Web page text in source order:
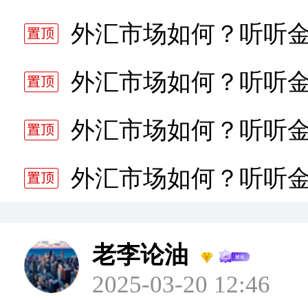
分析师静雅老师的分
外汇市场如何？听听
分析师静雅老师的分
外汇市场如何？听听
分析师静雅老师的分
外汇市场如何？听听
分析师静雅老师的分
外汇市场如何？听听
老李论油
2025-03-20 12:46